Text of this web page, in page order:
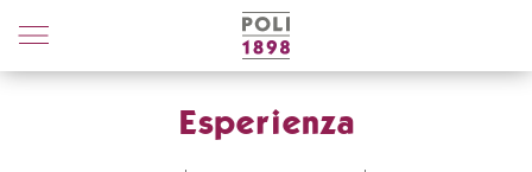
Poli
Distillerie
Esperienza